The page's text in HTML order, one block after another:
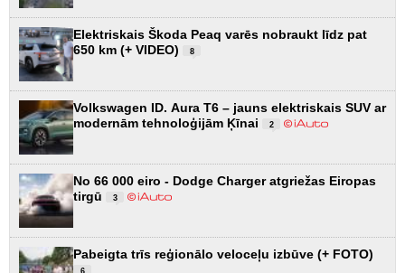
Elektriskais Škoda Peaq varēs nobraukt līdz pat
650 km (+ VIDEO)
8
Volkswagen ID. Aura T6 – jauns elektriskais SUV ar
modernām tehnoloģijām Ķīnai
2
No 66 000 eiro - Dodge Charger atgriežas Eiropas
tirgū
3
Pabeigta trīs reģionālo veloceļu izbūve (+ FOTO)
6